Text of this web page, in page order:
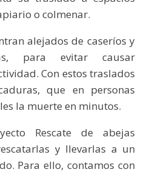
o colmenar.
alejados de caseríos y
para evitar causar
Con estos traslados
que en personas
la muerte en minutos.
Rescate de abejas
y llevarlas a un
Para ello, contamos con